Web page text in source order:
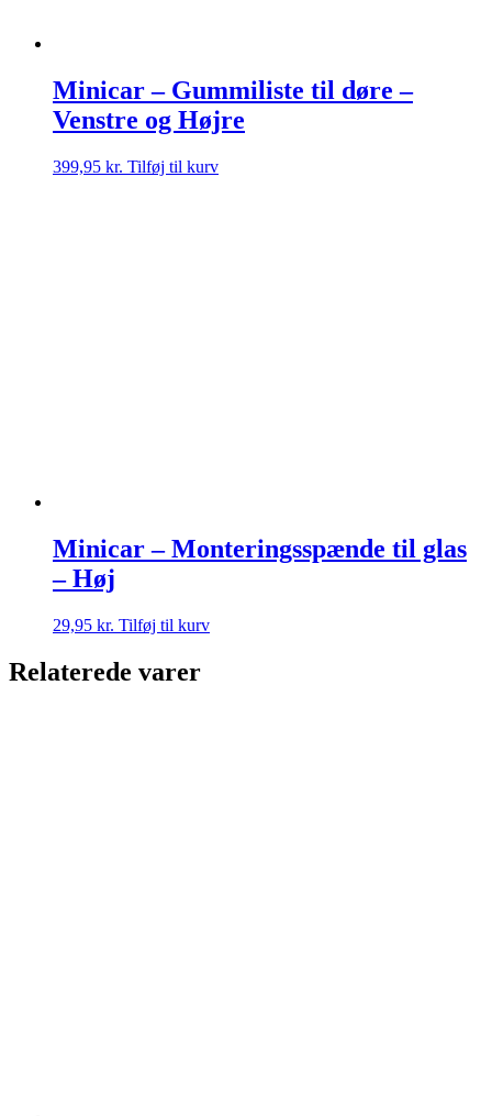
Minicar – Gummiliste til døre –
Venstre og Højre
399,95 kr. Tilføj til kurv
Minicar – Monteringsspænde til glas
– Høj
29,95 kr. Tilføj til kurv
Relaterede varer